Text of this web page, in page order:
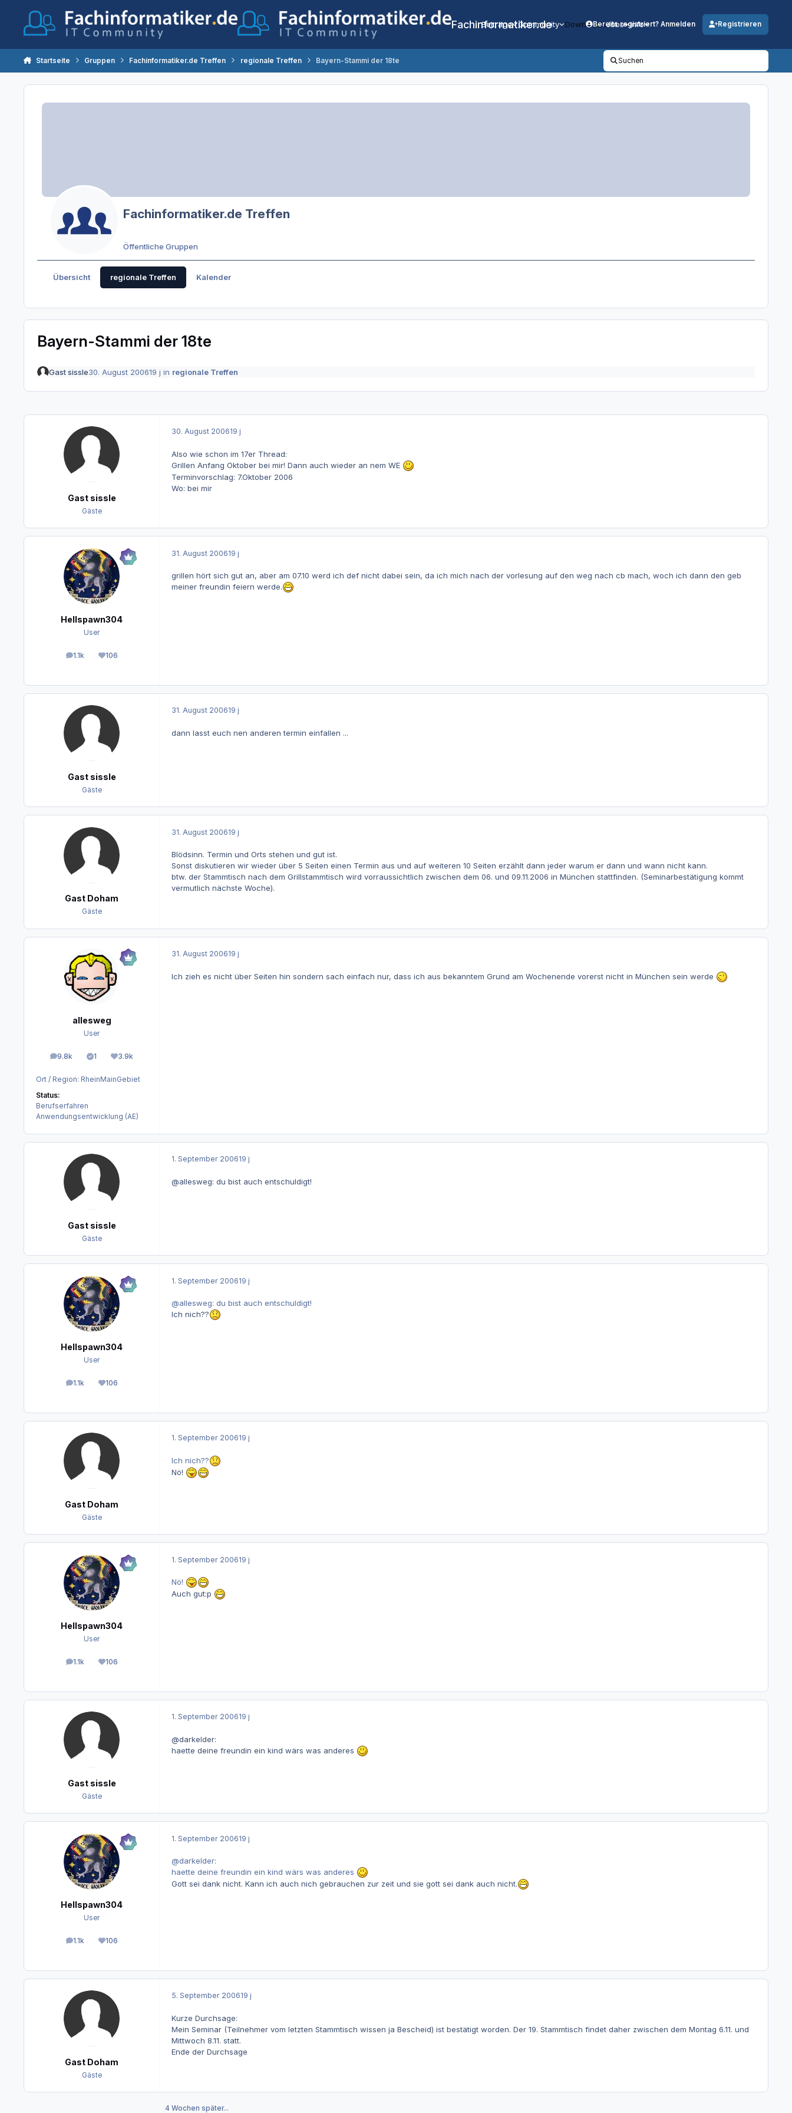
Fachinformatiker.de
Beiträge Community DownloadsJobs Info
Bereits registriert? Anmelden Registrieren
Startseite Gruppen Fachinformatiker.de Treffen regionale Treffen Bayern-Stammi der 18te Suchen
Fachinformatiker.de Treffen
Öffentliche Gruppen
Übersicht regionale Treffen Kalender
Bayern-Stammi der 18te
Gast sissle30. August 200619 j in regionale Treffen
Gast sissle
Gäste
30. August 200619 j
Also wie schon im 17er Thread:
Grillen Anfang Oktober bei mir! Dann auch wieder an nem WE
Terminvorschlag: 7.Oktober 2006
Wo: bei mir
Hellspawn304
User
1.1k
Beiträge106
Reputation
31. August 200619 j
grillen hört sich gut an, aber am 07.10 werd ich def nicht dabei sein, da ich mich nach der vorlesung auf den weg nach cb mach, woch ich dann den geb
meiner freundin feiern werde.
Gast sissle
Gäste
31. August 200619 j
dann lasst euch nen anderen termin einfallen ...
Gast Doham
Gäste
31. August 200619 j
Blödsinn. Termin und Orts stehen und gut ist.
Sonst diskutieren wir wieder über 5 Seiten einen Termin aus und auf weiteren 10 Seiten erzählt dann jeder warum er dann und wann nicht kann.
btw. der Stammtisch nach dem Grillstammtisch wird vorraussichtlich zwischen dem 06. und 09.11.2006 in München stattfinden. (Seminarbestätigung kommt
vermutlich nächste Woche).
allesweg
User
9.8k
Beiträge 1
Lösungen3.9k
Reputation
Ort / Region: RheinMainGebiet
Status:
Berufserfahren
Anwendungsentwicklung (AE)
31. August 200619 j
Ich zieh es nicht über Seiten hin sondern sach einfach nur, dass ich aus bekanntem Grund am Wochenende vorerst nicht in München sein werde
Gast sissle
Gäste
1. September 200619 j
@allesweg: du bist auch entschuldigt!
Hellspawn304
User
1.1k
Beiträge106
Reputation
1. September 200619 j
@allesweg: du bist auch entschuldigt!
Ich nich??
Gast Doham
Gäste
1. September 200619 j
Ich nich??
Nö!
Hellspawn304
User
1.1k
Beiträge106
Reputation
1. September 200619 j
Nö!
Auch gut:p
Gast sissle
Gäste
1. September 200619 j
@darkelder:
haette deine freundin ein kind wärs was anderes
Hellspawn304
User
1.1k
Beiträge106
Reputation
1. September 200619 j
@darkelder:
haette deine freundin ein kind wärs was anderes
Gott sei dank nicht. Kann ich auch nich gebrauchen zur zeit und sie gott sei dank auch nicht.
Gast Doham
Gäste
5. September 200619 j
Kurze Durchsage:
Mein Seminar (Teilnehmer vom letzten Stammtisch wissen ja Bescheid) ist bestätigt worden. Der 19. Stammtisch findet daher zwischen dem Montag 6.11. und
Mittwoch 8.11. statt.
Ende der Durchsage
4 Wochen später...